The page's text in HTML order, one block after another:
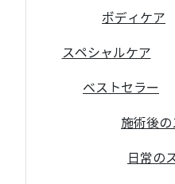
ボディケア
スペシャルケア
ベストセラー
施術後
日常の